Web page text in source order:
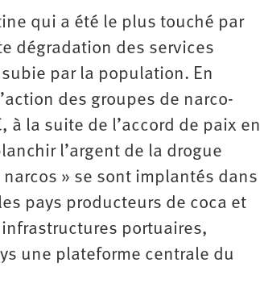
qui a été le plus touché par
dégradation des services
par la population. En
des groupes de narco­
la suite de l’accord de paix en
l’argent de la drogue
» se sont implantés dans
pays producteurs de coca et
portuaires,
une plateforme centrale du